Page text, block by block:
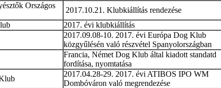
Országos
2017.10.21. Klubkiállítás rendezése
2017. évi klubkiállítás
2017.09.08-10. 2017. évi Európa Dog Klub
közgyűlésén való részvétel Spanyolországban
Francia, Német Dog Klub által kiadott standatd
fordítása, nyomtatása
2017.04.28-29. 2017. évi ATIBOS IPO WM
Dombóváron való megrendezése